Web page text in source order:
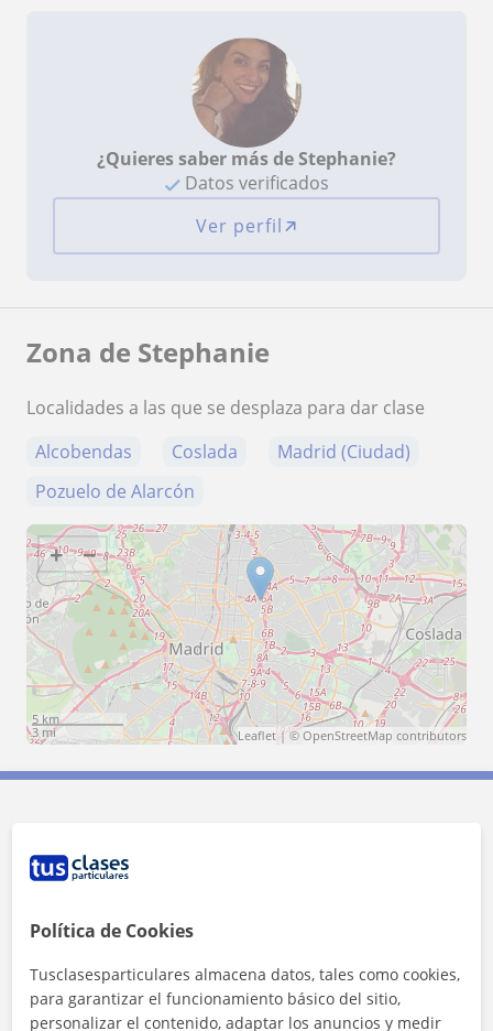
¿Quieres saber más de Stephanie?
Datos verificados
Ver perfil
Zona de Stephanie
Localidades a las que se desplaza para dar clase
Alcobendas
Coslada
Madrid (Ciudad)
Pozuelo de Alarcón
+ −
5 km
3 mi
Leaflet| © OpenStreetMap contributors
Política de Cookies
Tusclasesparticulares almacena datos, tales como cookies,
para garantizar el funcionamiento básico del sitio,
personalizar el contenido, adaptar los anuncios y medir